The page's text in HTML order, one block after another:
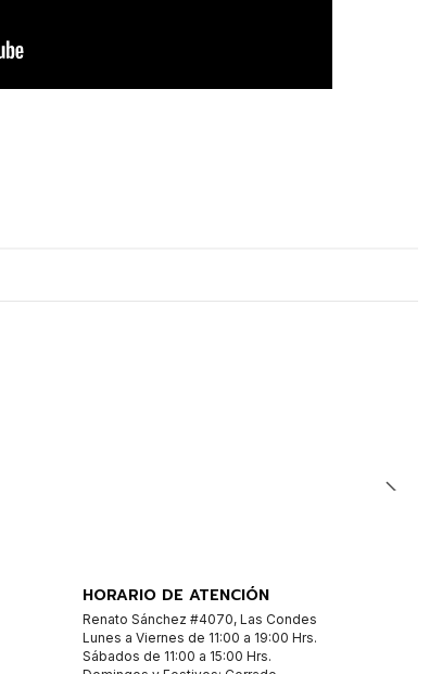
HORARIO DE ATENCIÓN
Renato Sánchez #4070, Las Condes
Lunes a Viernes de 11:00 a 19:00 Hrs.
Sábados de 11:00 a 15:00 Hrs.